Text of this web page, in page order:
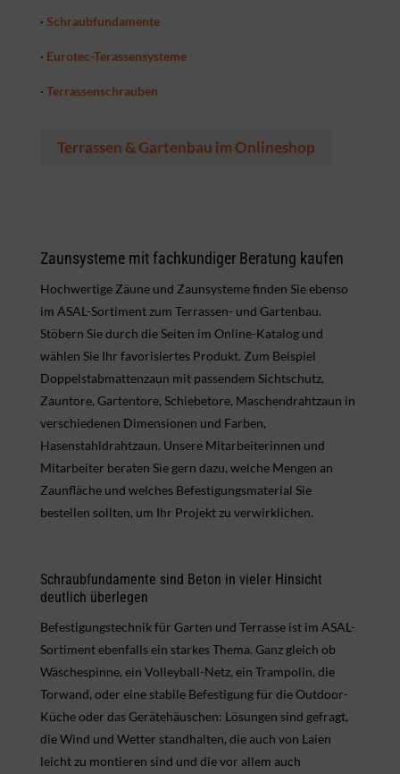
· Schraubfundamente
· Eurotec-Terassensysteme
· Terrassenschrauben
Terrassen & Gartenbau im Onlineshop
Zaunsysteme mit fachkundiger Beratung kaufen
Hochwertige Zäune und Zaunsysteme finden Sie ebenso
im ASAL-Sortiment zum Terrassen- und Gartenbau.
Stöbern Sie durch die Seiten im Online-Katalog und
wählen Sie Ihr favorisiertes Produkt. Zum Beispiel
Doppelstabmattenzaun mit passendem Sichtschutz,
Zauntore, Gartentore, Schiebetore, Maschendrahtzaun in
verschiedenen Dimensionen und Farben,
Hasenstahldrahtzaun. Unsere Mitarbeiterinnen und
Mitarbeiter beraten Sie gern dazu, welche Mengen an
Zaunfläche und welches Befestigungsmaterial Sie
bestellen sollten, um Ihr Projekt zu verwirklichen.
Schraubfundamente sind Beton in vieler Hinsicht
deutlich überlegen
Befestigungstechnik für Garten und Terrasse ist im ASAL-
Sortiment ebenfalls ein starkes Thema. Ganz gleich ob
Wäschespinne, ein Volleyball-Netz, ein Trampolin, die
Torwand, oder eine stabile Befestigung für die Outdoor-
Küche oder das Gerätehäuschen: Lösungen sind gefragt,
die Wind und Wetter standhalten, die auch von Laien
leicht zu montieren sind und die vor allem auch